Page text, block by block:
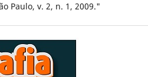
Paulo, v. 2, n. 1, 2009."